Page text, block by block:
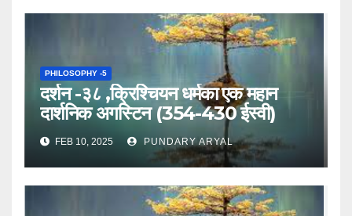
PHILOSOPHY -5
दर्शन -३८ ,क्रिश्चियन धर्मका एक महान
दार्शनिक अगस्टिन (354-430 ईस्वी)
FEB 10, 2025 PUNDARY ARYAL